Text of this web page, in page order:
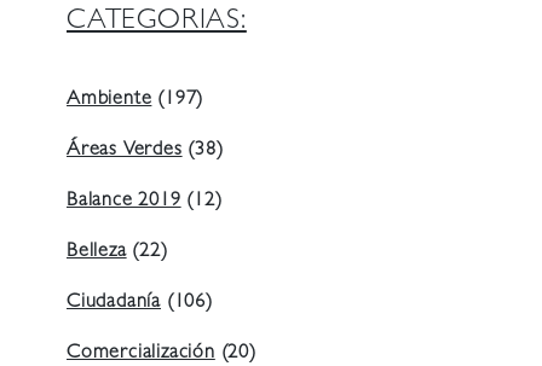
CATEGORIAS:
Ambiente(197)
Áreas Verdes(38)
Balance 2019(12)
Belleza(22)
Ciudadanía (106)
Comercialización(20)